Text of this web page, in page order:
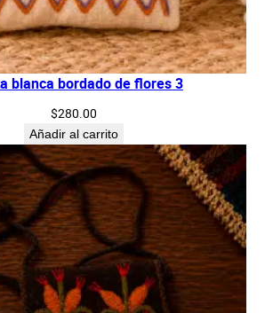
blanca bordado de flores 3
$280.00
Añadir al carrito